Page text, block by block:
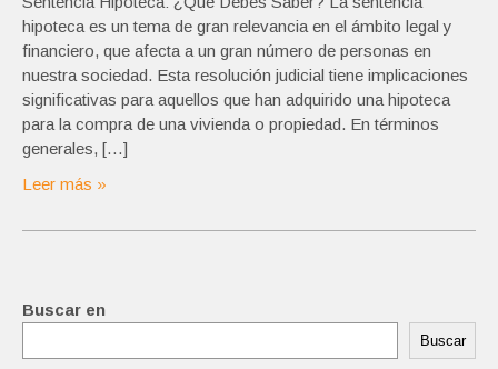
hipoteca es un tema de gran relevancia en el ámbito legal y
financiero, que afecta a un gran número de personas en
nuestra sociedad. Esta resolución judicial tiene implicaciones
significativas para aquellos que han adquirido una hipoteca
para la compra de una vivienda o propiedad. En términos
generales, […]
Leer más »
Buscar en
Buscar